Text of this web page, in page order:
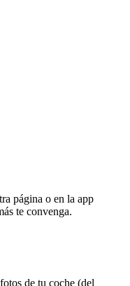
página o en la app
te convenga.
de tu coche (del